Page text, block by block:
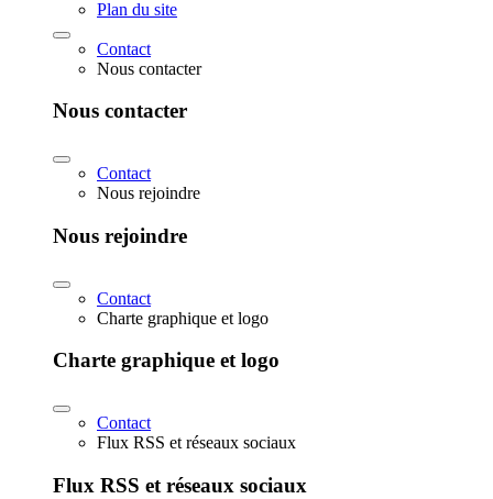
Plan du site
Contact
Nous contacter
Nous contacter
Contact
Nous rejoindre
Nous rejoindre
Contact
Charte graphique et logo
Charte graphique et logo
Contact
Flux RSS et réseaux sociaux
Flux RSS et réseaux sociaux